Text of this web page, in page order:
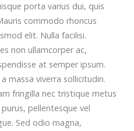
porta varius dui, quis
commodo rhoncus
elit. Nulla facilisi.
non ullamcorper ac,
at semper ipsum.
massa viverra sollicitudin.
fringilla nec tristique metus
pellentesque vel
Sed odio magna,